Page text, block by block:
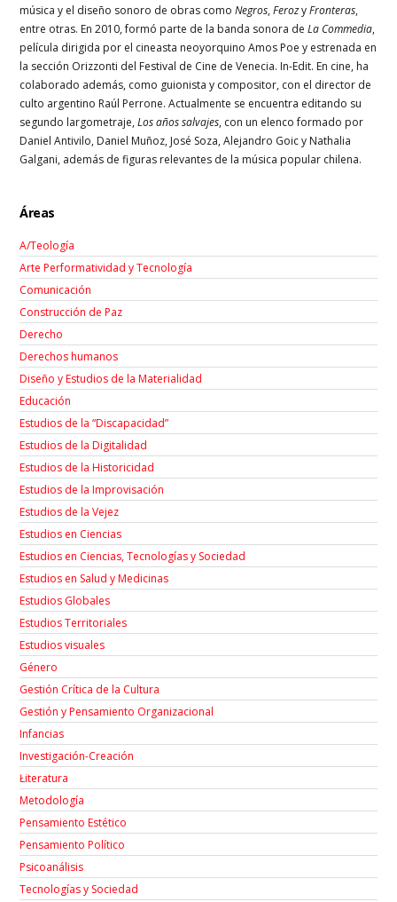
música y el diseño sonoro de obras comoNegros,FerozyFronteras,
entre otras. En 2010, formó parte de la banda sonora deLa Commedia,
película dirigida por el cineasta neoyorquino Amos Poe y estrenada en
la sección Orizzonti del Festival de Cine de Venecia. In-Edit. En cine, ha
colaborado además, como guionista y compositor, con el director de
culto argentino Raúl Perrone. Actualmente se encuentra editando su
segundo largometraje,Los años salvajes, con un elenco formado por
Daniel Antivilo, Daniel Muñoz, José Soza, Alejandro Goic y Nathalia
Galgani, además de figuras relevantes de la música popular chilena.
Áreas
A/Teología
Arte Performatividad y Tecnología
Comunicación
Construcción de Paz
Derecho
Derechos humanos
Diseño y Estudios de la Materialidad
Educación
Estudios de la “Discapacidad”
Estudios de la Digitalidad
Estudios de la Historicidad
Estudios de la Improvisación
Estudios de la Vejez
Estudios en Ciencias
Estudios en Ciencias, Tecnologías y Sociedad
Estudios en Salud y Medicinas
Estudios Globales
Estudios Territoriales
Estudios visuales
Género
Gestión Crítica de la Cultura
Gestión y Pensamiento Organizacional
Infancias
Investigación-Creación
Łiteratura
Metodología
Pensamiento Estético
Pensamiento Político
Psicoanálisis
Tecnologías y Sociedad